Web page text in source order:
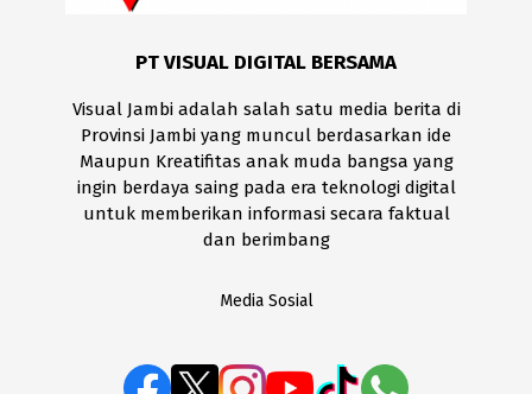
PT VISUAL DIGITAL BERSAMA
Visual Jambi adalah salah satu media berita di
Provinsi Jambi yang muncul berdasarkan ide
Maupun Kreatifitas anak muda bangsa yang
ingin berdaya saing pada era teknologi digital
untuk memberikan informasi secara faktual
dan berimbang
Media Sosial